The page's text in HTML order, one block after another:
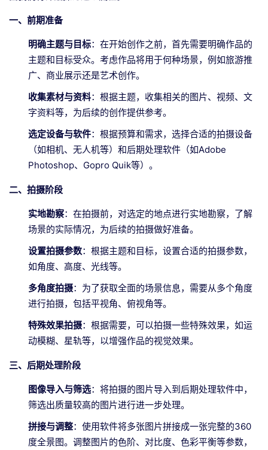
一、前期准备
明确主题与目标：在开始创作之前，首先需要明确作品的
主题和目标受众。考虑作品将用于何种场景，例如旅游推
广、商业展示还是艺术创作。
收集素材与资料：根据主题，收集相关的图片、视频、文
字资料等，为后续的创作提供参考。
选定设备与软件：根据预算和需求，选择合适的拍摄设备
（如相机、无人机等）和后期处理软件（如Adobe
Photoshop、Gopro Quik等）。
二、拍摄阶段
实地勘察：在拍摄前，对选定的地点进行实地勘察，了解
场景的实际情况，为后续的拍摄做好准备。
设置拍摄参数：根据主题和目标，设置合适的拍摄参数，
如角度、高度、光线等。
多角度拍摄：为了获取全面的场景信息，需要从多个角度
进行拍摄，包括平视角、俯视角等。
特殊效果拍摄：根据需要，可以拍摄一些特殊效果，如运
动模糊、星轨等，以增强作品的视觉效果。
三、后期处理阶段
图像导入与筛选：将拍摄的图片导入到后期处理软件中，
筛选出质量较高的图片进行进一步处理。
拼接与调整：使用软件将多张图片拼接成一张完整的360
度全景图。调整图片的色阶、对比度、色彩平衡等参数，